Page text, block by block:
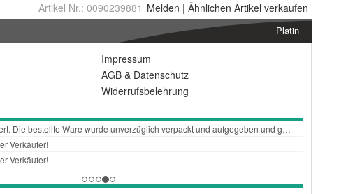
Artikel Nr.: 0090239881 Melden | Ähnlichen Artikel verkaufen
Platin
Impressum
AGB & Datenschutz
Widerrufsbelehrung